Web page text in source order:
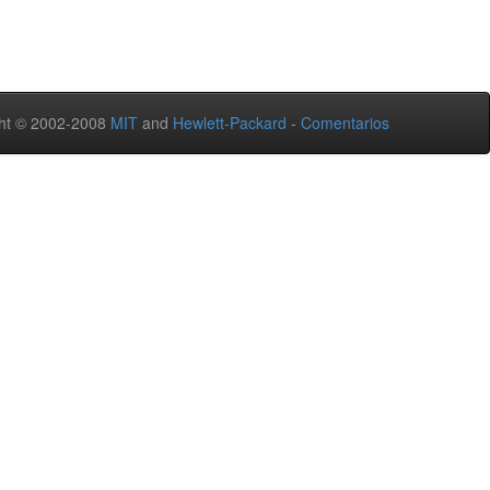
© 2002-2008 MIT and Hewlett-Packard - Comentarios